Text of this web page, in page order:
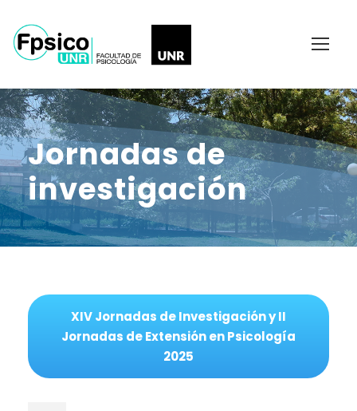
Jornadas de
investigación
XIV Jornadas de Investigación y II
Jornadas de Extensión en Psicología
2025